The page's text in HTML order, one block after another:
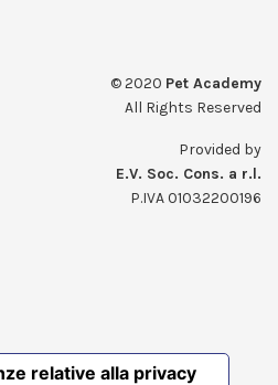
© 2020 Pet Academy
All Rights Reserved
Provided by
E.V. Soc. Cons. a r.l.
P.IVA 01032200196
relative alla privacy